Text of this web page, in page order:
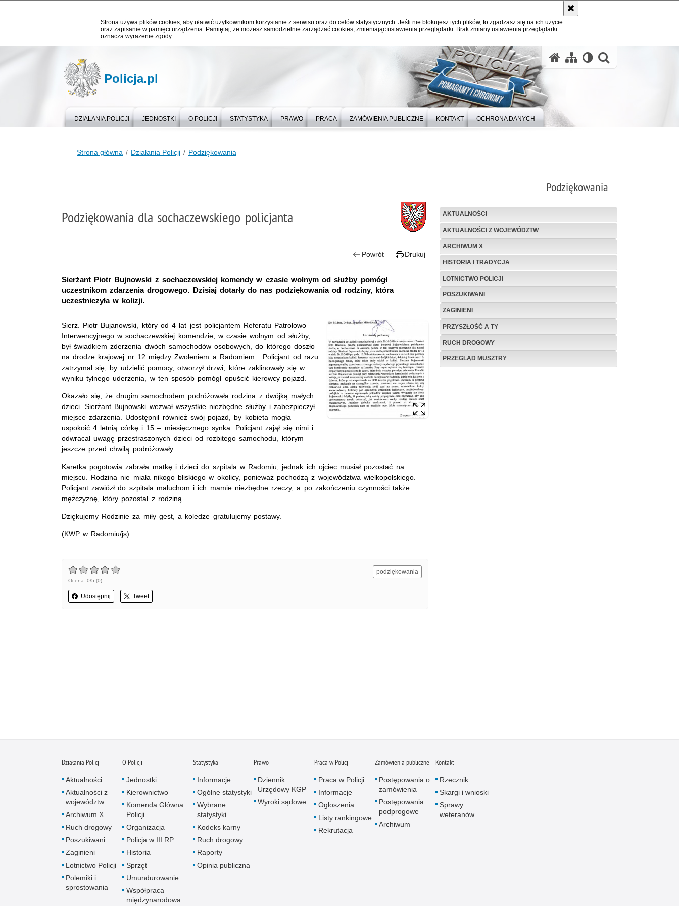
Strona używa plików cookies, aby ułatwić użytkownikom korzystanie z serwisu oraz do celów statystycznych. Jeśli nie blokujesz tych plików, to zgadzasz się na ich użycie
oraz zapisanie w pamięci urządzenia. Pamiętaj, że możesz samodzielnie zarządzać cookies, zmieniając ustawienia przeglądarki. Brak zmiany ustawienia przeglądarki
oznacza wyrażenie zgody.
Policja.pl
DZIAŁANIA POLICJI JEDNOSTKI O POLICJI STATYSTYKA PRAWO PRACA ZAMÓWIENIA PUBLICZNE KONTAKT OCHRONA DANYCH
Strona główna Działania Policji Podziękowania
Podziękowania
Podziękowania dla sochaczewskiego policjanta
Powrót Drukuj
Sierżant Piotr Bujnowski z sochaczewskiej komendy w czasie wolnym od służby pomógł
uczestnikom zdarzenia drogowego. Dzisiaj dotarły do nas podziękowania od rodziny, która
uczestniczyła w kolizji.
Sierż. Piotr Bujanowski, który od 4 lat jest policjantem Referatu Patrolowo –
Interwencyjnego w sochaczewskiej komendzie, w czasie wolnym od służby,
był świadkiem zderzenia dwóch samochodów osobowych, do którego doszło
na drodze krajowej nr 12 między Zwoleniem a Radomiem. Policjant od razu
zatrzymał się, by udzielić pomocy, otworzył drzwi, które zaklinowały się w
wyniku tylnego uderzenia, w ten sposób pomógł opuścić kierowcy pojazd.
Okazało się, że drugim samochodem podróżowała rodzina z dwójką małych
dzieci. Sierżant Bujnowski wezwał wszystkie niezbędne służby i zabezpieczył
miejsce zdarzenia. Udostępnił również swój pojazd, by kobieta mogła
uspokoić 4 letnią córkę i 15 – miesięcznego synka. Policjant zajął się nimi i
odwracał uwagę przestraszonych dzieci od rozbitego samochodu, którym
jeszcze przed chwilą podróżowały.
Karetka pogotowia zabrała matkę i dzieci do szpitala w Radomiu, jednak ich ojciec musiał pozostać na
miejscu. Rodzina nie miała nikogo bliskiego w okolicy, ponieważ pochodzą z województwa wielkopolskiego.
Policjant zawiózł do szpitala maluchom i ich mamie niezbędne rzeczy, a po zakończeniu czynności także
mężczyznę, który pozostał z rodziną.
Dziękujemy Rodzinie za miły gest, a koledze gratulujemy postawy.
(KWP w Radomiu/js)
Ocena: 0/5 (0)
Udostępnij Tweet
podziękowania
AKTUALNOŚCI
AKTUALNOŚCI Z WOJEWÓDZTW
ARCHIWUM X
HISTORIA I TRADYCJA
LOTNICTWO POLICJI
POSZUKIWANI
ZAGINIENI
PRZYSZŁOŚĆ A TY
RUCH DROGOWY
PRZEGLĄD MUSZTRY
Działania Policji
Aktualności
Aktualności z
województw
Archiwum X
Ruch drogowy
Poszukiwani
Zaginieni
Lotnictwo Policji
Polemiki i
sprostowania
O Policji
Jednostki
Kierownictwo
Komenda Główna
Policji
Organizacja
Policja w III RP
Historia
Sprzęt
Umundurowanie
Współpraca
międzynarodowa
Statystyka
Informacje
Ogólne statystyki
Wybrane
statystyki
Kodeks karny
Ruch drogowy
Raporty
Opinia publiczna
Prawo
Dziennik
Urzędowy KGP
Wyroki sądowe
Praca w Policji
Praca w Policji
Informacje
Ogłoszenia
Listy rankingowe
Rekrutacja
Zamówienia publiczne
Postępowania o
zamówienia
Postępowania
podprogowe
Archiwum
Kontakt
Rzecznik
Skargi i wnioski
Sprawy
weteranów